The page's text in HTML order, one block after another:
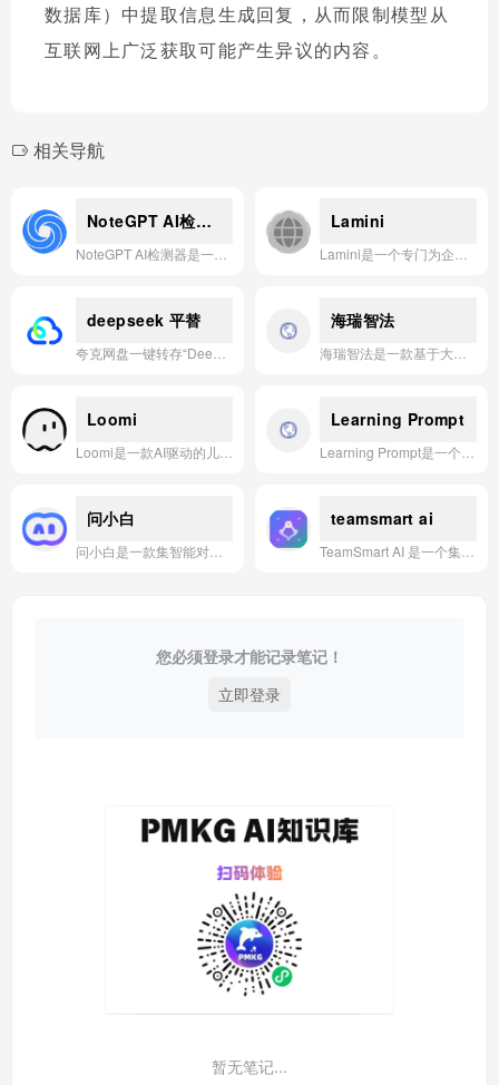
数据库）中提取信息生成回复，从而限制模型从
互联网上广泛获取可能产生异议的内容。
相关导航
NoteGPT AI检测器 Lamini
deepseek 平替 海瑞智法
Loomi Learning Prompt
问小白 teamsmart ai
您必须登录才能记录笔记！
立即登录
暂无笔记...